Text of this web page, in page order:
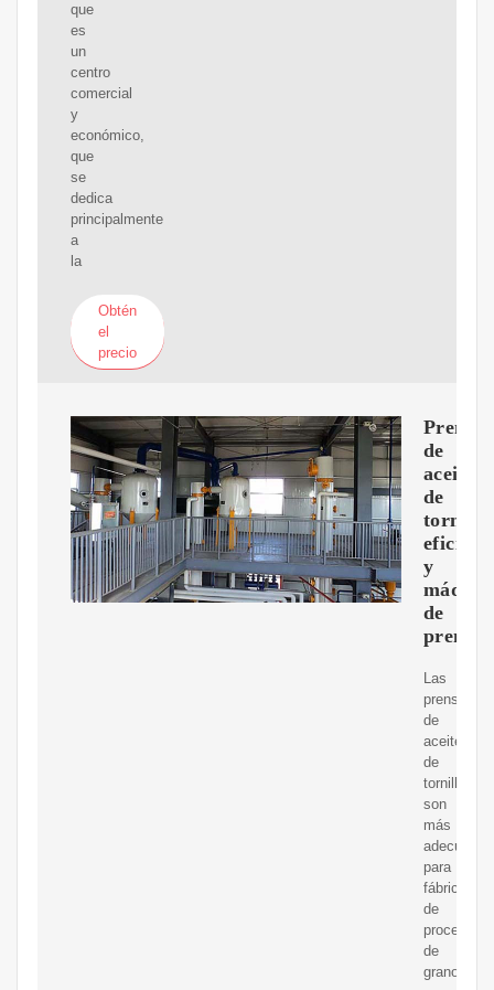
que
es
un
centro
comercial
y
económico,
que
se
dedica
principalmente
a
la
Obtén
el
precio
Prensa
de
aceite
de
tornillo
y
de
prensa
Las
prensas
de
aceite
de
tornillo
son
más
adecuadas
para
fábricas
de
de
granos